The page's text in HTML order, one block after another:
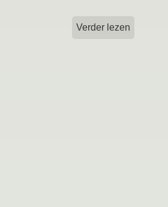
Verder lezen